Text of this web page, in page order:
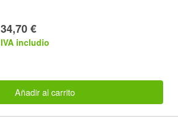
34,70 €
IVA includio
Añadir al carrito